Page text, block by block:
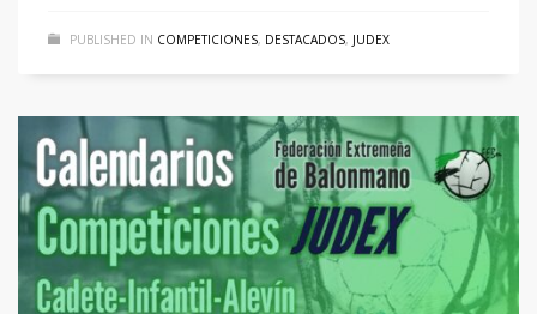
PUBLISHED IN COMPETICIONES, DESTACADOS, JUDEX